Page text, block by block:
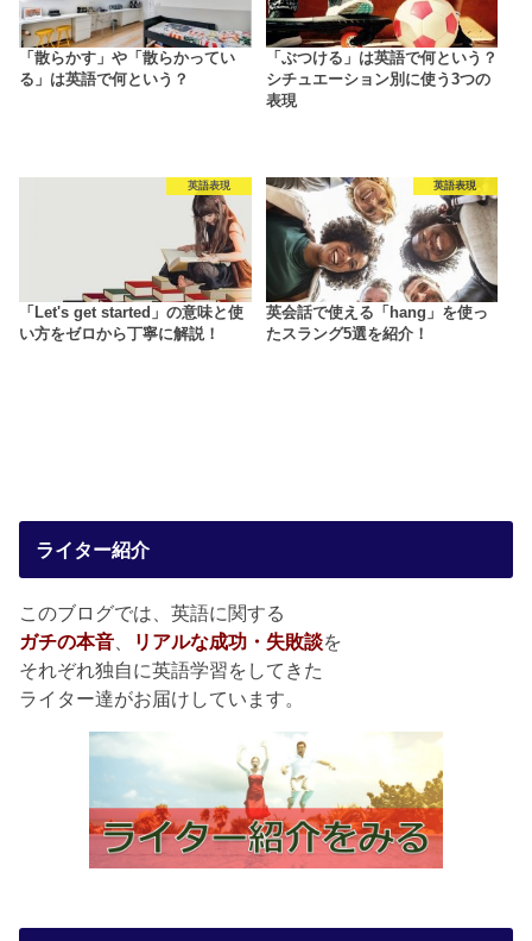
「散らかす」や「散らかってい
る」は英語で何という？
「ぶつける」は英語で何という？
シチュエーション別に使う3つの
表現
英語表現
「Let's get started」の意味と使
い方をゼロから丁寧に解説！
英語表現
英会話で使える「hang」を使っ
たスラング5選を紹介！
ライター紹介
このブログでは、英語に関する
ガチの本音
リアルな成功・失敗談を
それぞれ独自に英語学習をしてきた
ライター達がお届けしています。